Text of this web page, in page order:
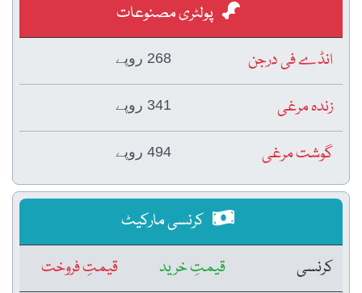
پولٹری مصنوعات
انڈے فی درجن
268 روپے
زندہ مرغی 341 روپے
گوشت مرغی 494 روپے
کرنسی مارکیٹ
کرنسی
قیمتِ خرید
قیمتِ فروخت